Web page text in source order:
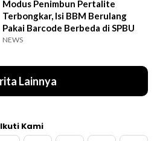
Modus Penimbun Pertalite
Terbongkar, Isi BBM Berulang
Pakai Barcode Berbeda di SPBU
NEWS
Lainnya
Ikuti Kami